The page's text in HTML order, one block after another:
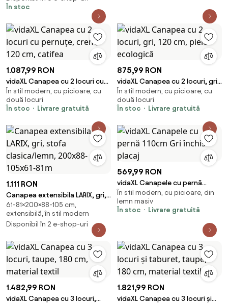
În stoc
1.087,99 RON
vidaXL Canapea cu 2 locuri cu
pernuțe, crem, 120 cm, catifea
În stil modern, cu picioare, cu
două locuri
În stoc
Livrare gratuită
875,99 RON
vidaXL Canapea cu 2 locuri, gri,
120 cm, piele ecologică
În stil modern, cu picioare, cu
două locuri
În stoc
Livrare gratuită
1.111 RON
Canapea extensibila LARIX, gri,
stofa clasica/lemn, 200x88-
105x61-81m
61-81×200×88-105 cm,
extensibilă, în stil modern
Disponibil în 2 e-shop-uri
569,99 RON
vidaXL Canapele cu pernă
110cm Gri închis placaj
În stil modern, cu picioare, din
lemn masiv
În stoc
Livrare gratuită
1.482,99 RON
vidaXL Canapea cu 3 locuri,
1.821,99 RON
vidaXL Canapea cu 3 locuri și